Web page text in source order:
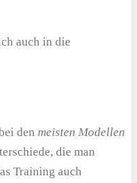
auch in die
den meisten Modellen
die man
Training auch